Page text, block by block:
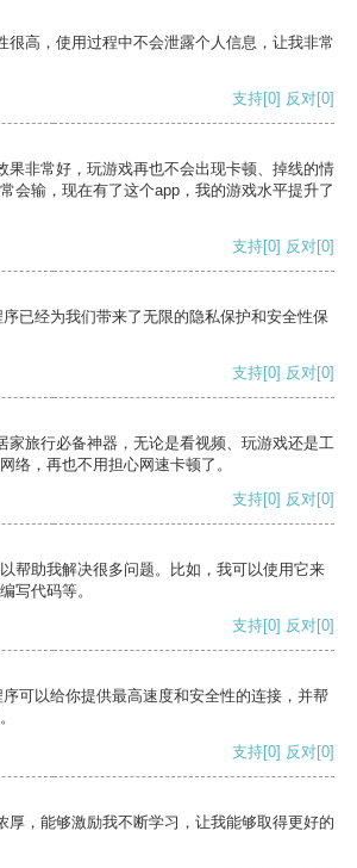
很高，使用过程中不会泄露个人信息，让我非常
支持[0] 反对[0]
果非常好，玩游戏再也不会出现卡顿、掉线的情
会输，现在有了这个app，我的游戏水平提升了
支持[0] 反对[0]
已经为我们带来了无限的隐私保护和安全性保
支持[0] 反对[0]
家旅行必备神器，无论是看视频、玩游戏还是工
络，再也不用担心网速卡顿了。
支持[0] 反对[0]
帮助我解决很多问题。比如，我可以使用它来
写代码等。
支持[0] 反对[0]
可以给你提供最高速度和安全性的连接，并帮
支持[0] 反对[0]
厚，能够激励我不断学习，让我能够取得更好的